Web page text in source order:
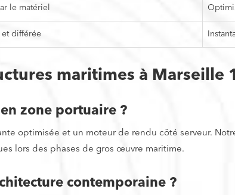
le matériel
différée
maritimes à Marseille
zone portuaire ?
optimisée et un moteur de rendu côté serveur.
lors des phases de gros œuvre maritime.
contemporaine ?